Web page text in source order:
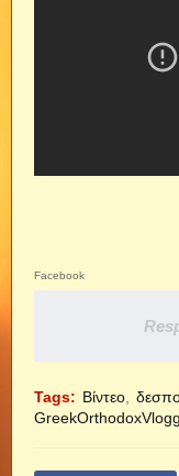
Facebook
Tags: Βίντεο